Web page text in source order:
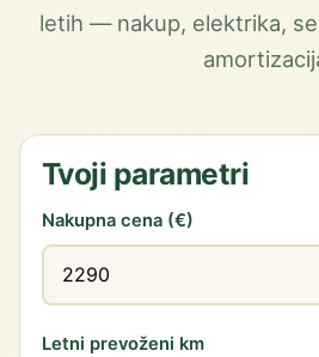
letih — nakup, elektrika,
Tvoji parametri
Nakupna cena (€)
Letni prevoženi km